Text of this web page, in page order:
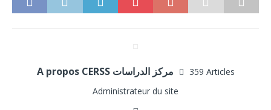
359 Articles
Administrateur du site